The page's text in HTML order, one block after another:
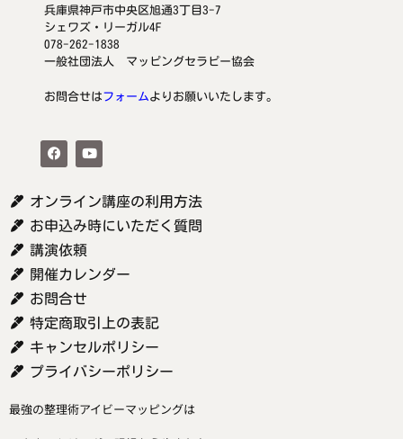
兵庫県神戸市中央区旭通3丁目3-7
シェワズ・リーガル4F
078-262-1838
一般社団法人 マッピングセラピー協会
お問合せはフォームよりお願いいたします。
オンライン講座の利用方法
お申込み時にいただく質問
講演依頼
開催カレンダー
お問合せ
特定商取引上の表記
キャンセルポリシー
プライバシーポリシー
最強の整理術アイビーマッピングは